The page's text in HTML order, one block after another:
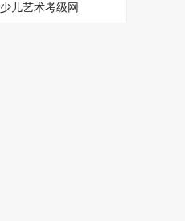
少儿艺术考级网